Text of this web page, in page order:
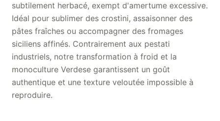
subtilement herbacé, exempt d'amertume excessive.
Idéal pour sublimer des crostini, assaisonner des
pâtes fraîches ou accompagner des fromages
siciliens affinés. Contrairement aux pestati
industriels, notre transformation à froid et la
monoculture Verdese garantissent un goût
authentique et une texture veloutée impossible à
reproduire.